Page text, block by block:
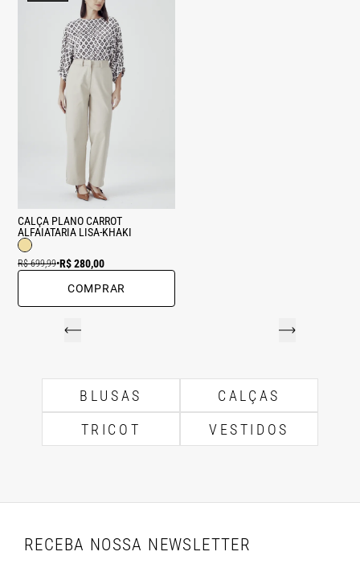
CALÇA PLANO CARROT
ALFAIATARIA LISA-KHAKI
R$ 699,99•R$ 280,00
COMPRAR
BLUSAS
CALÇAS
TRICOT
VESTIDOS
RECEBA NOSSA NEWSLETTER